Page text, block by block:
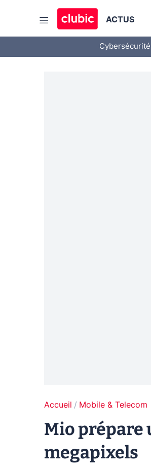
ACTUS
Cybersécurité
Accueil Mobile & Telecom
Mio prépare
megapixels